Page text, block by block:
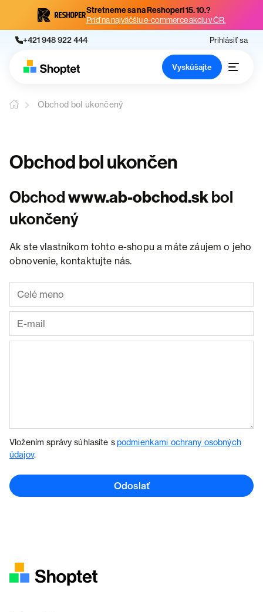
Stretneme sa na Reshoperi 15. 10.?
Príď na najväčšiu e-commerce akciu v ČR.
+421 948 922 444 Prihlásiť sa
Vyskúšajte
Obchod bol ukončený
Obchod bol ukončen
Obchodwww.ab-obchod.skbol
ukončený
Ak ste vlastníkom tohto e-shopu a máte záujem o jeho
obnovenie, kontaktujte nás.
Vložením správy súhlasíte spodmienkami ochrany osobných
údajov.
Odoslať